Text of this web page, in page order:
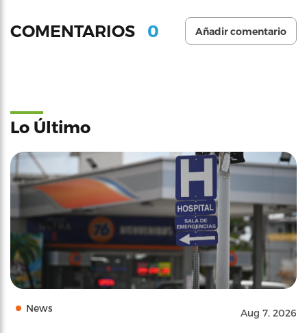
COMENTARIOS 0 Añadir comentario
Lo Último
News Aug 7, 2026